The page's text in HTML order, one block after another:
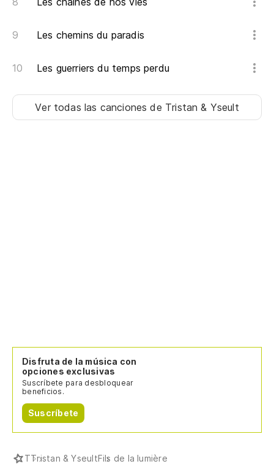
Les chemins du paradis
Les guerriers du temps perdu
Ver todas las cancionesde Tristan & Yseult
Disfruta de la música con
opciones exclusivas
Suscríbete para desbloquear
beneficios.
Suscríbete
TTristan & YseultFils de la lumière